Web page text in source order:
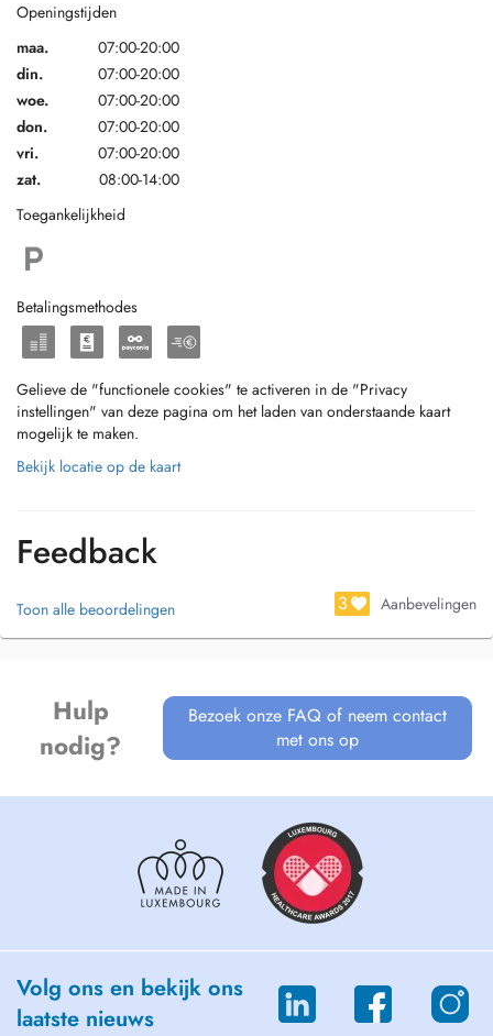
Openingstijden
maa.
07:00-20:00
din.
07:00-20:00
woe.
07:00-20:00
don.
07:00-20:00
vri.
07:00-20:00
zat.
08:00-14:00
Toegankelijkheid
Betalingsmethodes
Gelieve de "functionele cookies" te activeren in de "Privacy
instellingen" van deze pagina om het laden van onderstaande kaart
mogelijk te maken.
Bekijk locatie op de kaart
Feedback
Toon alle beoordelingen 3 Aanbevelingen
Hulp
nodig?
Bezoek onze FAQ of neem contact
met ons op
Volg ons en bekijk ons
laatste nieuws